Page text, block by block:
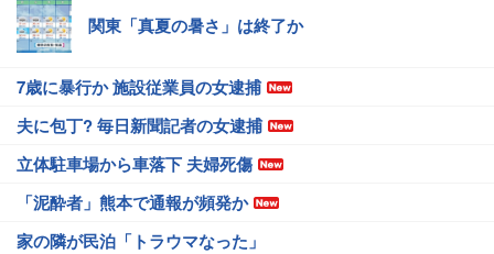
関東「真夏の暑さ」は終了か
7歳に暴行か 施設従業員の女逮捕
夫に包丁? 毎日新聞記者の女逮捕
立体駐車場から車落下 夫婦死傷
「泥酔者」熊本で通報が頻発か
家の隣が民泊「トラウマなった」